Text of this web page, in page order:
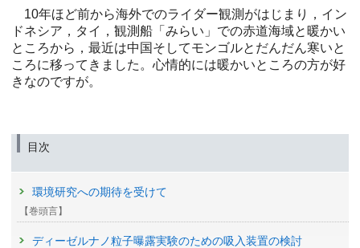
10年ほど前から海外でのライダー観測がはじまり，イン
ドネシア，タイ，観測船「みらい」での赤道海域と暖かい
ところから，最近は中国そしてモンゴルとだんだん寒いと
ころに移ってきました。心情的には暖かいところの方が好
きなのですが。
目次
環境研究への期待を受けて
【巻頭言】
ディーゼルナノ粒子曝露実験のための吸入装置の検討